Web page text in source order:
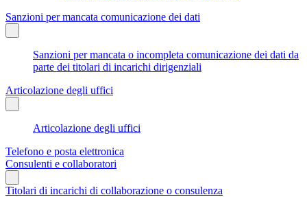
Sanzioni per mancata comunicazione dei dati
Sanzioni per mancata o incompleta comunicazione dei dati da
parte dei titolari di incarichi dirigenziali
Articolazione degli uffici
Articolazione degli uffici
Telefono e posta elettronica
Consulenti e collaboratori
Titolari di incarichi di collaborazione o consulenza